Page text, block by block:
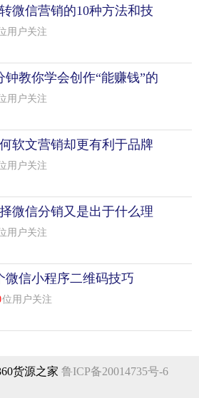
。我什么都不懂，我不认识你，怎
有信心跟你走？朋友圈的日常生活
拉近你们之间的距离。您还可以实
馈、团队风格和订单。总之每天都
装，学会营销，学会炒作。这不是
人都知道，如果你不知道，你就活
商的人以及我的姚彦代理进行了交
特点。他们的朋友圈基本都是原
做不好的微商基本都是抄袭。做搬
喜欢临摹，所以无法思考。做微信
。做的好的话，微商一直在想下一
能引起我的粉丝和我的客户的关
圈。原创可以让人了解你的性格，
你的态度。
，你一定要有自己的圈子，不管是
微信营销的10种方法和技
用户关注
钟教你学会创作“能赚钱”的
文案
用户关注
软文营销却更有利于品牌
用户关注
微信分销又是出于什么理
用户关注
微信小程序二维码技巧
位用户关注
货源之家 鲁ICP备20014735号-6